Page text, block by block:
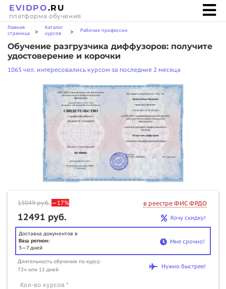
EVIDPO.RU
платформа обучения
Главная
страница
>
Каталог
курсов
> Рабочие профессии
Обучение разгрузчика диффузоров: получите
удостоверение и корочки
1065 чел. интересовались курсом за последние 2 месяца
15049руб. —17% в реестре ФИС ФРДО
12491 руб. Хочу скидку!
Доставка документов в
Ваш регион:
3—7 дней
Мне срочно!
Длительность обучения по курсу:
72ч или 11 дней
Нужно быстрее!
Кол-во курсов *